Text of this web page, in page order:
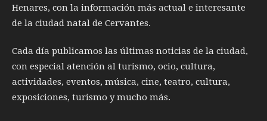
Henares, con la información más actual e interesante
de la ciudad natal de Cervantes.
Cada día publicamos las últimas noticias de la ciudad,
con especial atención al turismo, ocio, cultura,
actividades, eventos, música, cine, teatro, cultura,
exposiciones, turismo y mucho más.